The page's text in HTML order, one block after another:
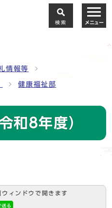
検索 メニュー
情報等
健康福祉部
和8年度）
ィンドウで開きます